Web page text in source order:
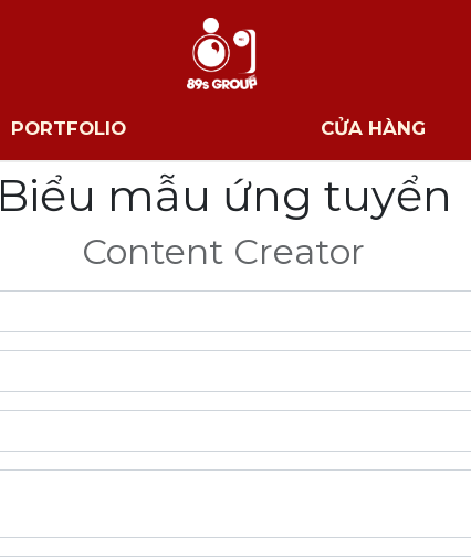
PORTFOLIO CỬA HÀNG
Biểu mẫu ứng tuyển
Content Creator